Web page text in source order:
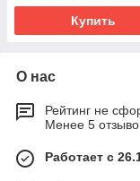
Купить
О нас
Рейтинг не
Менее 5
Работает с